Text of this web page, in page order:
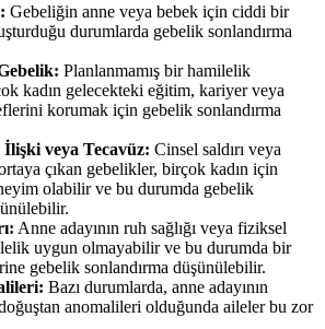
Gebeliğin anne veya bebek için ciddi bir
durumlarda gebelik sonlandırma
Planlanmamış bir hamilelik
kadın gelecekteki eğitim, kariyer veya
korumak için gebelik sonlandırma
veya Tecavüz: Cinsel saldırı veya
çıkan gebelikler, birçok kadın için
olabilir ve bu durumda gebelik
Anne adayının ruh sağlığı veya fiziksel
uygun olmayabilir ve bu durumda bir
gebelik sonlandırma düşünülebilir.
Bazı durumlarda, anne adayının
anomalileri olduğunda aileler bu zor